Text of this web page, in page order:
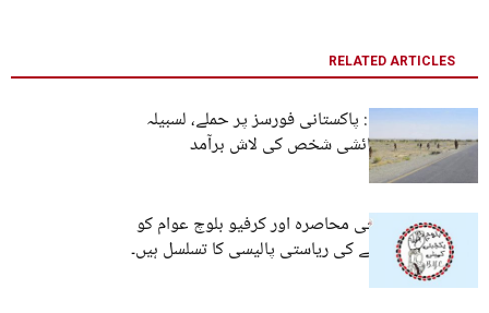
RELATED ARTICLES
نوشکی، دالبندین: پاکستانی فورسز پر حملے، لسبیلہ
سے پنجاب کے رہائشی شخص کی لاش برآمد
نوشکی میں فوجی محاصرہ اور کرفیو بلوچ عوام کو
اجتماعی سزا دینے کی ریاستی پالیسی کا تسلسل ہیں۔
بی وائی سی